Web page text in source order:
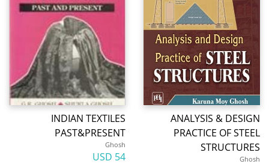
ANALYSIS & DESIGN
PRACTICE OF STEEL
STRUCTURES
Ghosh
INDIAN TEXTILES
PAST&PRESENT
Ghosh
54 USD